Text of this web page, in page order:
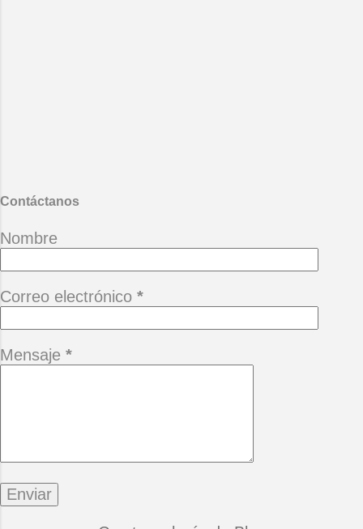
Contáctanos
Nombre
Correo electrónico *
Mensaje *